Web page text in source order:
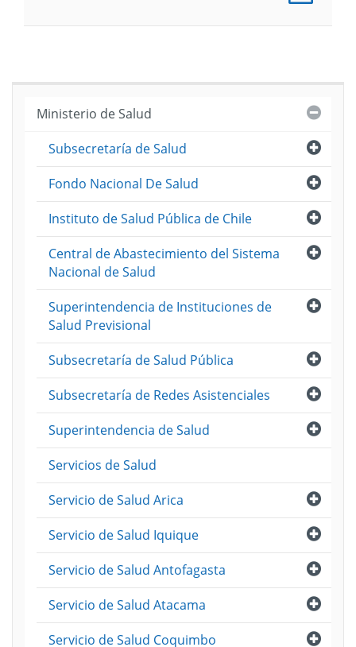
Ministerio de Salud
Abrir
Subsecretaría de Salud
Abrir
Fondo Nacional De Salud
Abrir
Instituto de Salud Pública de Chile
Abrir
Central de Abastecimiento del Sistema
Nacional de Salud
Abrir
Superintendencia de Instituciones de
Salud Previsional
Abrir
Subsecretaría de Salud Pública
Abrir
Subsecretaría de Redes Asistenciales
Abrir
Superintendencia de Salud
Servicios de Salud
Abrir
Servicio de Salud Arica
Abrir
Servicio de Salud Iquique
Abrir
Servicio de Salud Antofagasta
Abrir
Servicio de Salud Atacama
Abrir
Servicio de Salud Coquimbo